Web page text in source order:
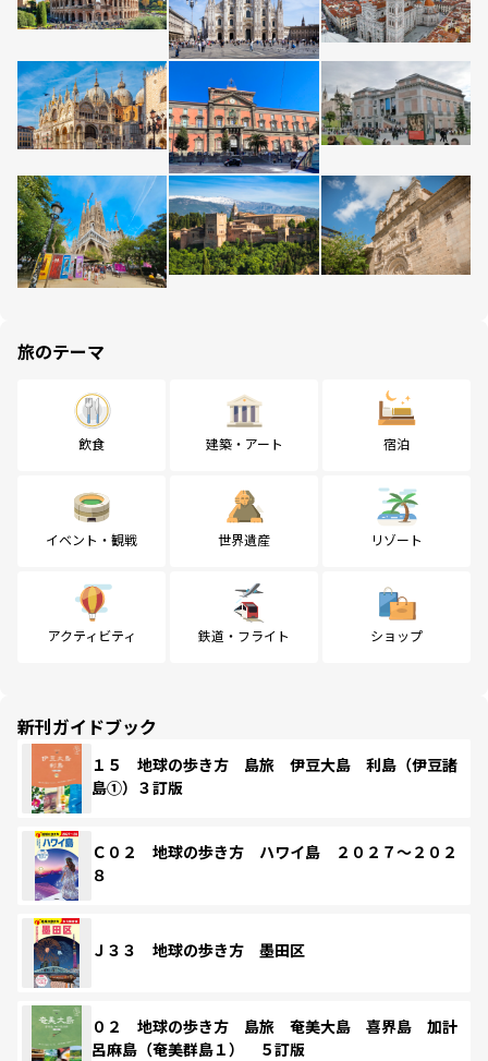
旅のテーマ
飲食 建築・アート 宿泊
イベント・観戦 世界遺産 リゾート
アクティビティ 鉄道・フライト ショップ
新刊ガイドブック
１５ 地球の歩き方 島旅 伊豆大島 利島（伊豆諸
島①）３訂版
Ｃ０２ 地球の歩き方 ハワイ島 ２０２７～２０２
８
Ｊ３３ 地球の歩き方 墨田区
０２ 地球の歩き方 島旅 奄美大島 喜界島 加計
呂麻島（奄美群島１） ５訂版